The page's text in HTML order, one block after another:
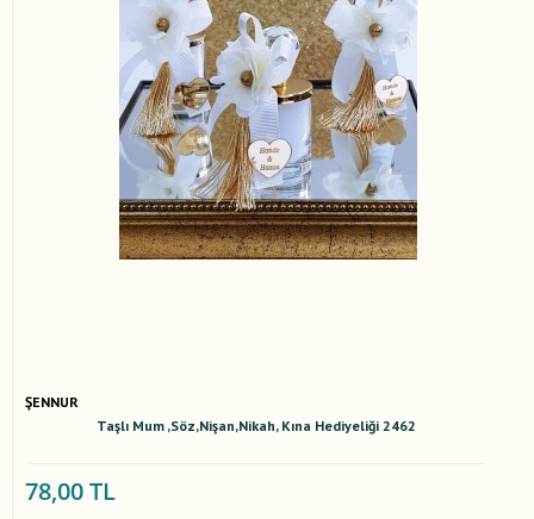
ŞENNUR
Taşlı Mum ,Söz,Nişan,Nikah, Kına Hediyeliği 2462
78,00 TL